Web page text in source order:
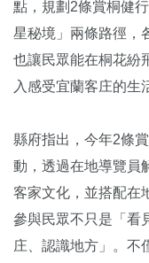
點，規劃2條賞桐健
星秘境」兩條路徑，
也讓民眾能在桐花紛
入感受宜蘭客庄的生
縣府指出，今年2條
動，透過在地導覽員
客家文化，並搭配在
參與民眾不只是「看
庄、認識地方」。不